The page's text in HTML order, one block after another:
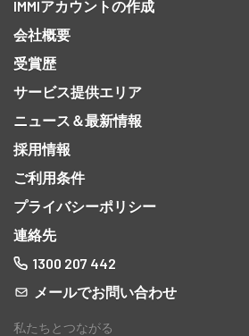
IMMIアカウントの作成
会社概要
受賞歴
サービス提供エリア
ニュース＆最新情報
採用情報
ご利用条件
プライバシーポリシー
連絡先
1300 207 442
メールでお問い合わせ
私たちとつながる